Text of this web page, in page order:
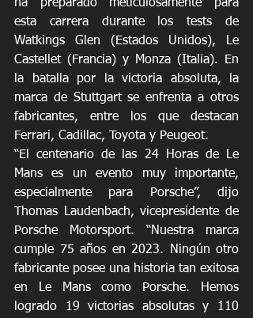
ha preparado meticulosamente para
esta carrera durante los tests de
Watkings Glen (Estados Unidos), Le
Castellet (Francia) y Monza (Italia). En
la batalla por la victoria absoluta, la
marca de Stuttgart se enfrenta a otros
fabricantes, entre los que destacan
Ferrari, Cadillac, Toyota y Peugeot.
“El centenario de las 24 Horas de Le
Mans es un evento muy importante,
especialmente para Porsche”, dijo
Thomas Laudenbach, vicepresidente de
Porsche Motorsport. “Nuestra marca
cumple 75 años en 2023. Ningún otro
fabricante posee una historia tan exitosa
en Le Mans como Porsche. Hemos
logrado 19 victorias absolutas y 110